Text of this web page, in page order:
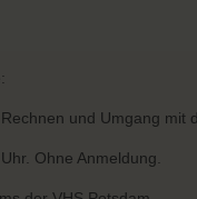
und Umgang mit
Ohne Anmeldung.